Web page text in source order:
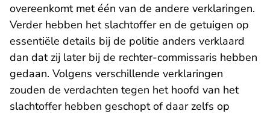
overeenkomt met één van de andere verklaringen.
Verder hebben het slachtoffer en de getuigen op
essentiële details bij de politie anders verklaard
dan dat zij later bij de rechter-commissaris hebben
gedaan. Volgens verschillende verklaringen
zouden de verdachten tegen het hoofd van het
slachtoffer hebben geschopt of daar zelfs op